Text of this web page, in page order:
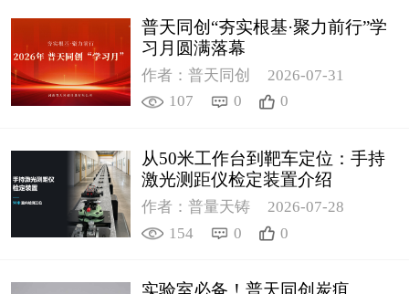
普天同创“夯实根基·聚力前行”学
习月圆满落幕
作者：普天同创
2026-07-31
107
0 0
从50米工作台到靶车定位：手持
激光测距仪检定装置介绍
作者：普量天铸
2026-07-28
154
0 0